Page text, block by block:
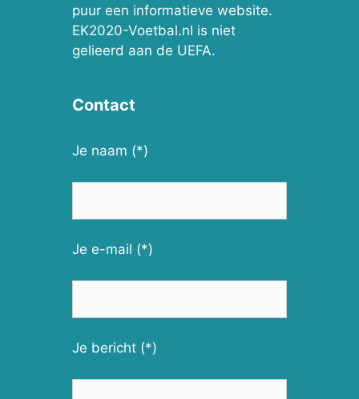
puur een informatieve website.
EK2020-Voetbal.nl is niet
gelieerd aan de UEFA.
Contact
Je naam (*)
Je e-mail (*)
Je bericht (*)